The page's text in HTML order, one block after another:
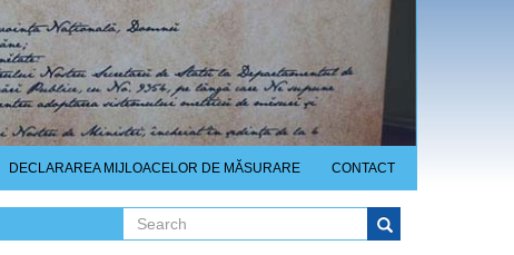
DECLARAREA MIJLOACELOR DE MĂSURARE CONTACT
Search form